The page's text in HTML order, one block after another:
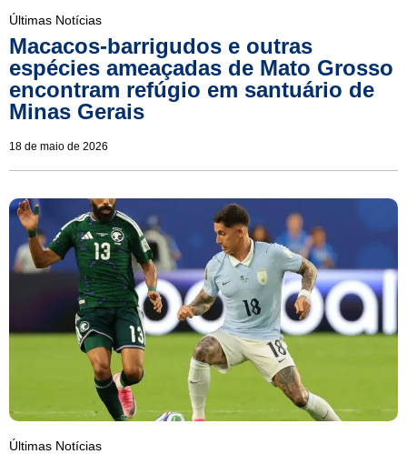
Últimas Notícias
Macacos-barrigudos e outras
espécies ameaçadas de Mato Grosso
encontram refúgio em santuário de
Minas Gerais
18 de maio de 2026
Últimas Notícias